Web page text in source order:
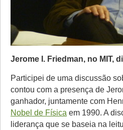
Jerome I. Friedman, no MIT,
Participei de uma discussão
contou com a presença de
ganhador, juntamente com
Nobel de Física em 1990. A
liderança que se baseia na